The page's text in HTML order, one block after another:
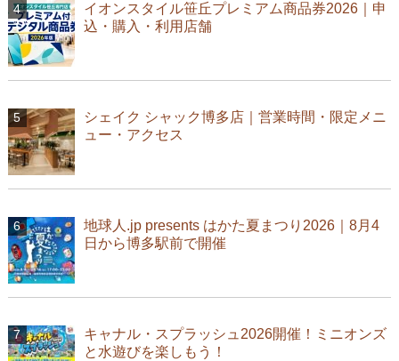
イオンスタイル笹丘プレミアム商品券2026｜申
込・購入・利用店舗
シェイク シャック博多店｜営業時間・限定メニ
ュー・アクセス
地球人.jp presents はかた夏まつり2026｜8月4
日から博多駅前で開催
キャナル・スプラッシュ2026開催！ミニオンズ
と水遊びを楽しもう！